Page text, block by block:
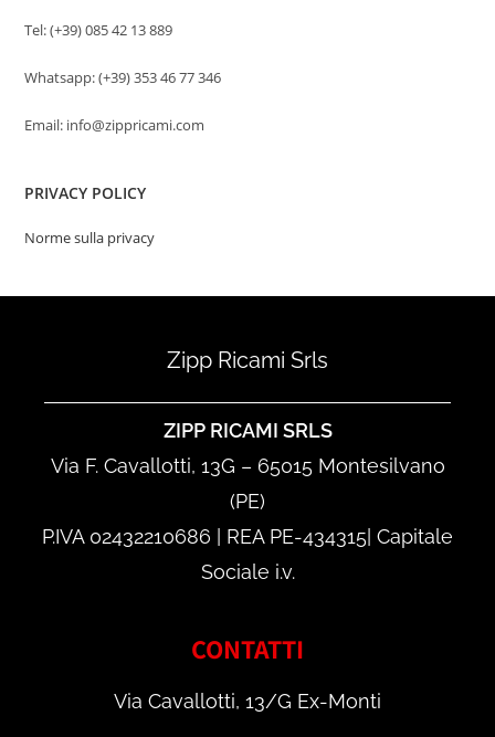
Tel: (+39) 085 42 13 889
Whatsapp: (+39) 353 46 77 346
Email: info@zippricami.com
PRIVACY POLICY
Norme sulla privacy
Zipp Ricami Srls
ZIPP RICAMI SRLS
Via F. Cavallotti, 13G – 65015 Montesilvano
(PE)
P.IVA 02432210686 | REA PE-434315| Capitale
Sociale i.v.
CONTATTI
Via Cavallotti, 13/G Ex-Monti